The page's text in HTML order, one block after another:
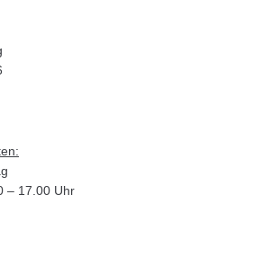
– 17.00 Uhr